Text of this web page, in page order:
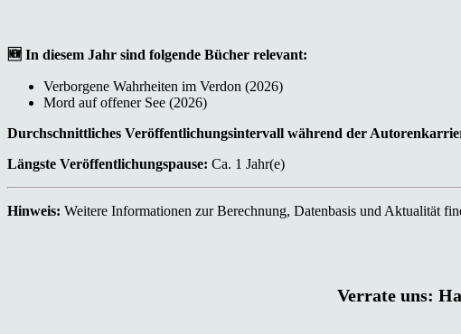
🆕 In diesem Jahr sind folgende Bücher relevant:
Verborgene Wahrheiten im Verdon (2026)
Mord auf offener See (2026)
Durchschnittliches Veröffentlichungsintervall während der
Längste Veröffentlichungspause: Ca. 1 Jahr(e)
Hinweis: Weitere Informationen zur Berechnung, Datenbasis und Aktualität
Verrate uns: